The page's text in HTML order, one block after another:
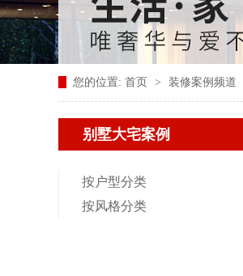
您的位置: 首页 > 装修案例频道
别墅大宅案例
按户型分类
按风格分类